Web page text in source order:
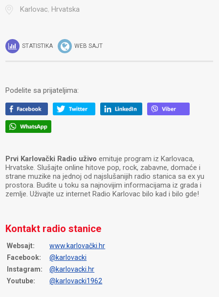
Karlovac,Hrvatska
STATISTIKA WEB SAJT
Podelite sa prijateljima:
Prvi Karlovački Radio uživo emituje program iz Karlovaca,
Hrvatske. Slušajte online hitove pop, rock, zabavne, domaće i
strane muzike na jednoj od najslušanijih radio stanica sa ex yu
prostora. Budite u toku sa najnovijim informacijama iz grada i
zemlje. Uživajte uz internet Radio Karlovac bilo kad i bilo gde!
Kontakt radio stanice
Websajt:
www.karlovački.hr
Facebook:
@karlovacki
Instagram:
@karlovacki.hr
Youtube:
@karlovacki1962